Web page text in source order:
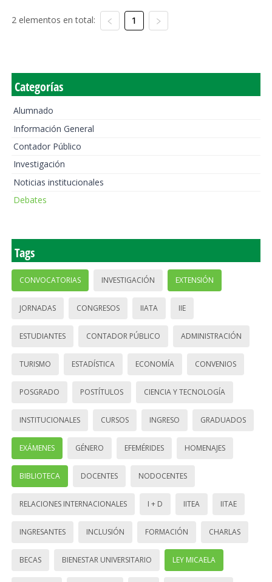
2 elementos en total: 1
Categorías
Alumnado
Información General
Contador Público
Investigación
Noticias institucionales
Debates
Tags
CONVOCATORIAS INVESTIGACIÓN EXTENSIÓN
JORNADAS CONGRESOS IIATA IIE
ESTUDIANTES CONTADOR PÚBLICO ADMINISTRACIÓN
TURISMO ESTADÍSTICA ECONOMÍA CONVENIOS
POSGRADO POSTÍTULOS CIENCIA Y TECNOLOGÍA
INSTITUCIONALES CURSOS INGRESO GRADUADOS
EXÁMENES GÉNERO EFEMÉRIDES HOMENAJES
BIBLIOTECA DOCENTES NODOCENTES
RELACIONES INTERNACIONALES I + D IITEA IITAE
INGRESANTES INCLUSIÓN FORMACIÓN CHARLAS
BECAS BIENESTAR UNIVERSITARIO LEY MICAELA